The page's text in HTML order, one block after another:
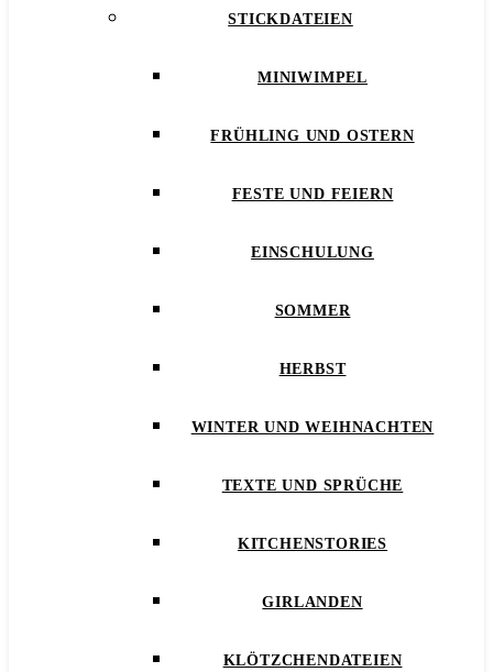
STICKDATEIEN
MINIWIMPEL
FRÜHLING UND OSTERN
FESTE UND FEIERN
EINSCHULUNG
SOMMER
HERBST
WINTER UND WEIHNACHTEN
TEXTE UND SPRÜCHE
KITCHENSTORIES
GIRLANDEN
KLÖTZCHENDATEIEN